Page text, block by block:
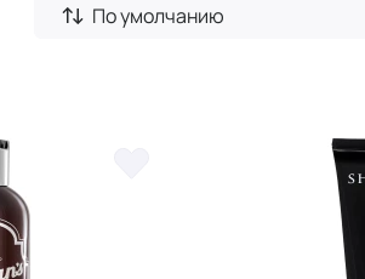
По умолчанию